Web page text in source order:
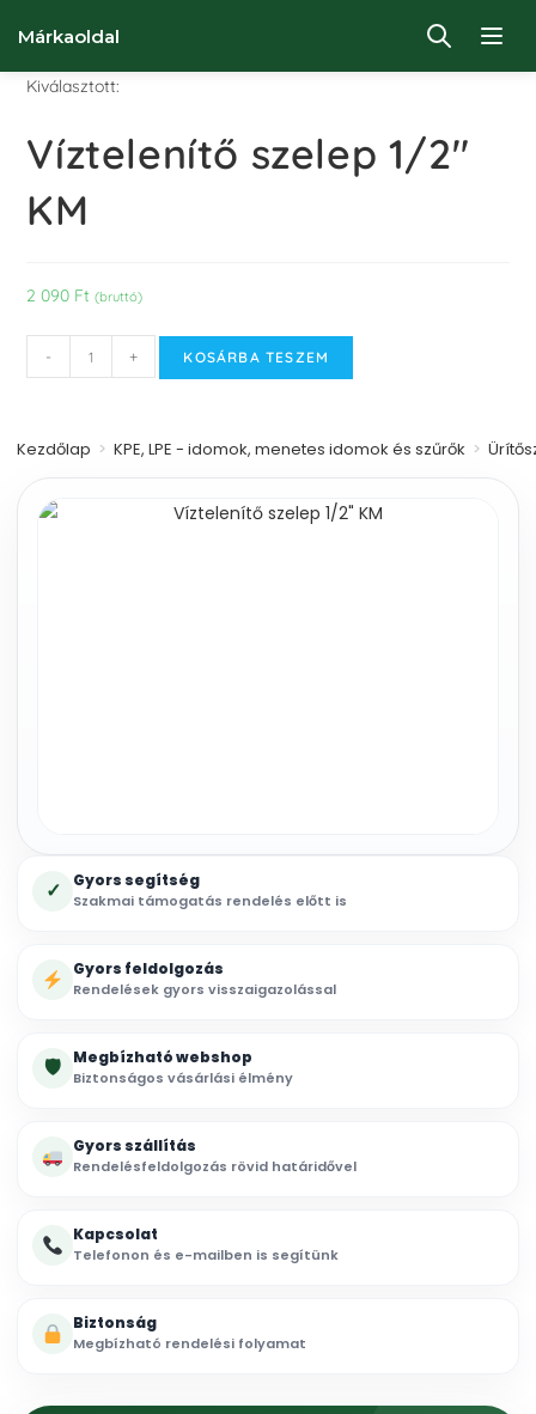
Márkaoldal
Kiválasztott:
Víztelenítő szelep 1/2"
KM
2 090 Ft (bruttó)
- + KOSÁRBA TESZEM
Kezdőlap > KPE, LPE - idomok, menetes idomok és szűrők >
✓ Gyors segítség
Szakmai támogatás rendelés előtt is
Gyors feldolgozás
Rendelések gyors visszaigazolással
🛡 Megbízható webshop
Biztonságos vásárlási élmény
Gyors szállítás
Rendelésfeldolgozás rövid határidővel
Kapcsolat
Telefonon és e-mailben is segítünk
Biztonság
Megbízható rendelési folyamat